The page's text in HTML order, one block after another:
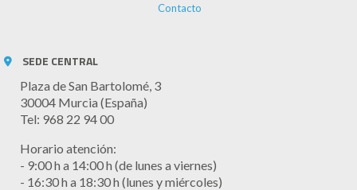
Contacto
SEDE CENTRAL
Plaza de San Bartolomé, 3
30004 Murcia (España)
Tel: 968 22 94 00
Horario atención:
- 9:00 h a 14:00 h (de lunes a viernes)
- 16:30 h a 18:30 h (lunes y miércoles)